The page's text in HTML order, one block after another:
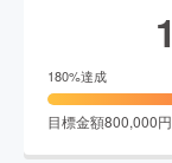
180%達成
目標金額800,000円